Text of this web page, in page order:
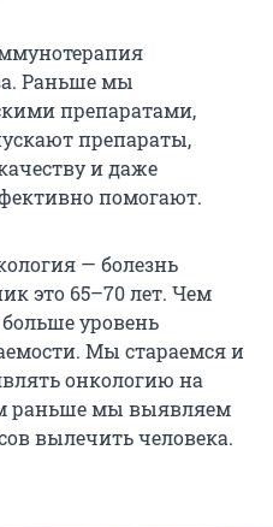
Раньше мы
препаратами,
препараты,
и даже
помогают.
— болезнь
это 65–70 лет. Чем
уровень
Мы стараемся и
онкологию на
раньше мы выявляем
вылечить человека.